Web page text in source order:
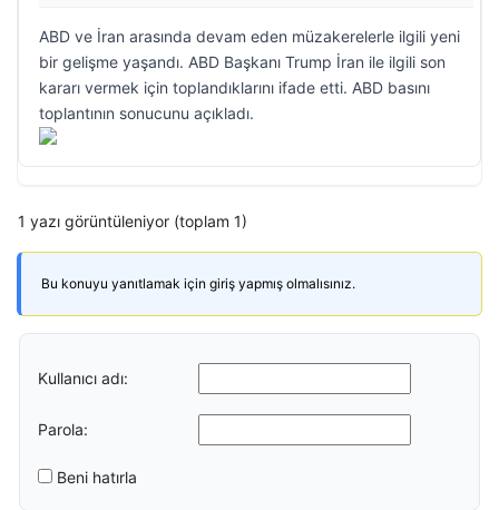
ABD ve İran arasında devam eden müzakerelerle ilgili yeni
bir gelişme yaşandı. ABD Başkanı Trump İran ile ilgili son
kararı vermek için toplandıklarını ifade etti. ABD basını
toplantının sonucunu açıkladı.
1 yazı görüntüleniyor (toplam 1)
Bu konuyu yanıtlamak için giriş yapmış olmalısınız.
Kullanıcı adı:
Parola:
Beni hatırla